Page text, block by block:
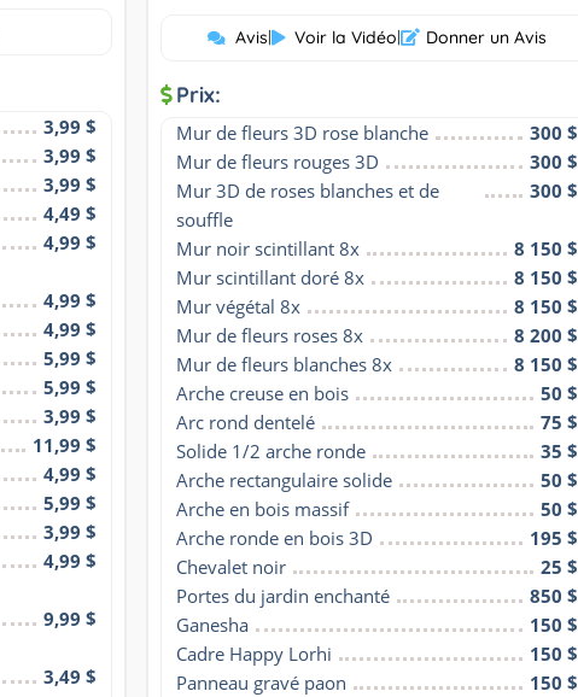
3,99 $
3,99 $
3,99 $
4,49 $
4,99 $
4,99 $
4,99 $
5,99 $
5,99 $
3,99 $
11,99 $
4,99 $
5,99 $
3,99 $
4,99 $
9,99 $
3,49 $
Avis| Voir la Vidéo| Donner un Avis
Prix:
Mur de fleurs 3D rose blanche
300 $
Mur de fleurs rouges 3D
300 $
Mur 3D de roses blanches et de
souffle
300 $
Mur noir scintillant 8x
8 150 $
Mur scintillant doré 8x
8 150 $
Mur végétal 8x
8 150 $
Mur de fleurs roses 8x
8 200 $
Mur de fleurs blanches 8x
8 150 $
Arche creuse en bois
50 $
Arc rond dentelé
75 $
Solide 1/2 arche ronde
35 $
Arche rectangulaire solide
50 $
Arche en bois massif
50 $
Arche ronde en bois 3D
195 $
Chevalet noir
25 $
Portes du jardin enchanté
850 $
Ganesha
150 $
Cadre Happy Lorhi
150 $
Panneau gravé paon
150 $